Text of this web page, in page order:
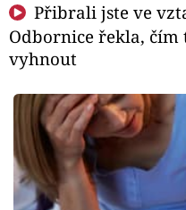
Přibrali jste ve
Odbornice řekla, čím
vyhnout